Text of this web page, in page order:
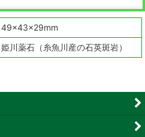
49×43×29mm
姫川薬石（糸魚川産の石英斑岩）